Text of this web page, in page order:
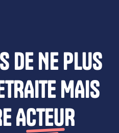
DE NE PLUS
MAIS
ACTEUR